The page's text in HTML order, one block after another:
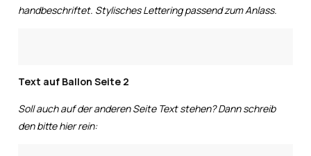
handbeschriftet. Stylisches Lettering passend zum Anlass.
Text auf Ballon Seite 2
Soll auch auf der anderen Seite Text stehen? Dann schreib
den bitte hier rein: